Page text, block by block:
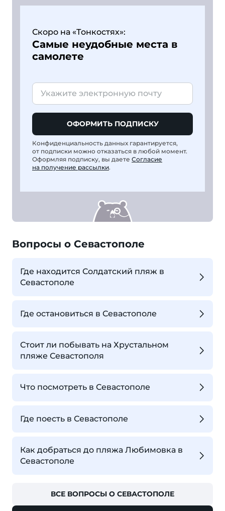
Скоро на «Тонкостях»:
Самые неудобные места в
самолете
ОФОРМИТЬ ПОДПИСКУ
Конфиденциальность данных гарантируется,
от подписки можно отказаться в любой момент.
Оформляя подписку, вы даете Согласие
на получение рассылки.
Вопросы о Севастополе
Где находится Солдатский пляж в
Севастополе
Где остановиться в Севастополе
Стоит ли побывать на Хрустальном
пляже Севастополя
Что посмотреть в Севастополе
Где поесть в Севастополе
Как добраться до пляжа Любимовка в
Севастополе
ВСЕ ВОПРОСЫ О СЕВАСТОПОЛЕ